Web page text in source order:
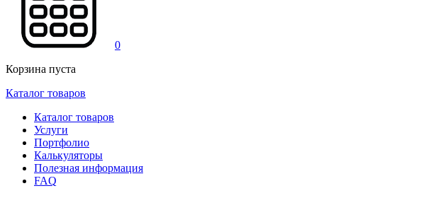
0
Корзина пуста
Каталог товаров
Каталог товаров
Услуги
Портфолио
Калькуляторы
Полезная информация
FAQ